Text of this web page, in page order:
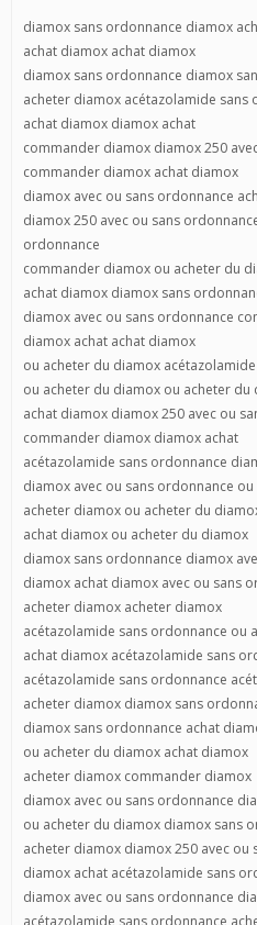
diamox sans ordonnance diamox
achat diamox achat diamox
diamox sans ordonnance diamox
acheter diamox acétazolamide sans
achat diamox diamox achat
commander diamox diamox 250
commander diamox achat diamox
diamox avec ou sans ordonnance
diamox 250 avec ou sans
ordonnance
commander diamox ou acheter du
achat diamox diamox sans
diamox avec ou sans ordonnance
diamox achat achat diamox
ou acheter du diamox
ou acheter du diamox ou acheter du
achat diamox diamox 250 avec ou
commander diamox diamox achat
acétazolamide sans ordonnance
diamox avec ou sans ordonnance
acheter diamox ou acheter du
achat diamox ou acheter du diamox
diamox sans ordonnance diamox
diamox achat diamox avec ou sans
acheter diamox acheter diamox
acétazolamide sans ordonnance ou
achat diamox acétazolamide sans
acétazolamide sans ordonnance
acheter diamox diamox sans
diamox sans ordonnance achat
ou acheter du diamox achat diamox
acheter diamox commander diamox
diamox avec ou sans ordonnance
ou acheter du diamox diamox sans
acheter diamox diamox 250 avec ou
diamox achat acétazolamide sans
diamox avec ou sans ordonnance
acétazolamide sans ordonnance